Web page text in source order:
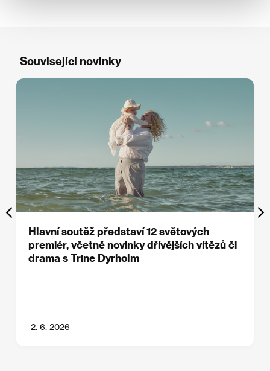
Související novinky
Hlavní soutěž představí 12 světových
premiér, včetně novinky dřívějších vítězů či
drama s Trine Dyrholm
2. 6. 2026